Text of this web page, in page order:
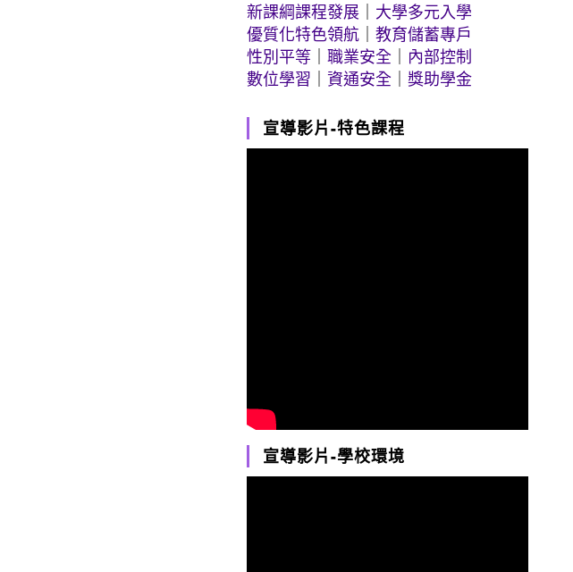
新課綱課程發展
大學多元入學
優質化特色領航 ｜教育儲蓄專戶
性別平等 ｜職業安全
內部控制
數位學習 ｜資通安全 ｜獎助學金
宣導影片-特色課程
宣導影片-學校環境